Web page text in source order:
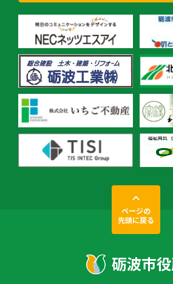
ページの
先頭に戻る